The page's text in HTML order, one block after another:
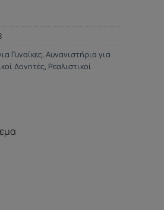
Γυναίκες, Αυνανιστήρια για
Δονητές, Ρεαλιστικοί